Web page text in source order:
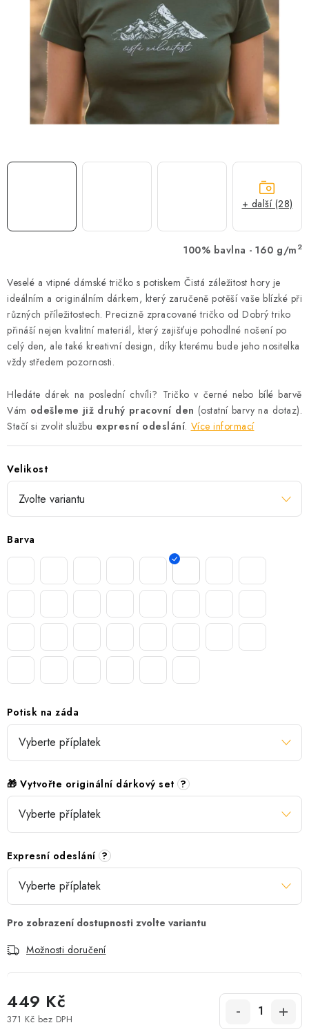
VÁNOCE
PROVIZNÍ SYSTÉM
O nás Časté otázky
Obchodní podmínky
Zásady zpracování ochrany osobních údajů
Napište nám
100% bavlna - 160 g/m 2
Veselé a vtipné dámské tričko s potiskem Čistá záležitost hory je
ideálním a originálním dárkem, který zaručeně potěší vaše blízké při
různých příležitostech. Precizně zpracované tričko od Dobrý triko
přináší nejen kvalitní materiál, který zajišťuje pohodlné nošení po
celý den, ale také kreativní design, díky kterému bude jeho nositelka
vždy středem pozornosti.
Hledáte dárek na poslední chvíli? Tričko v černé nebo bílé barvě
Vám odešleme již druhý pracovní den (ostatní barvy na dotaz).
Stačí si zvolit službu expresní odeslání. Více informací
Velikost
Barva
Potisk na záda
🎁 Vytvořte originální dárkový set ?
Expresní odeslání ?
Možnosti doručení
449 Kč
371 Kč bez DPH
+ další (28)